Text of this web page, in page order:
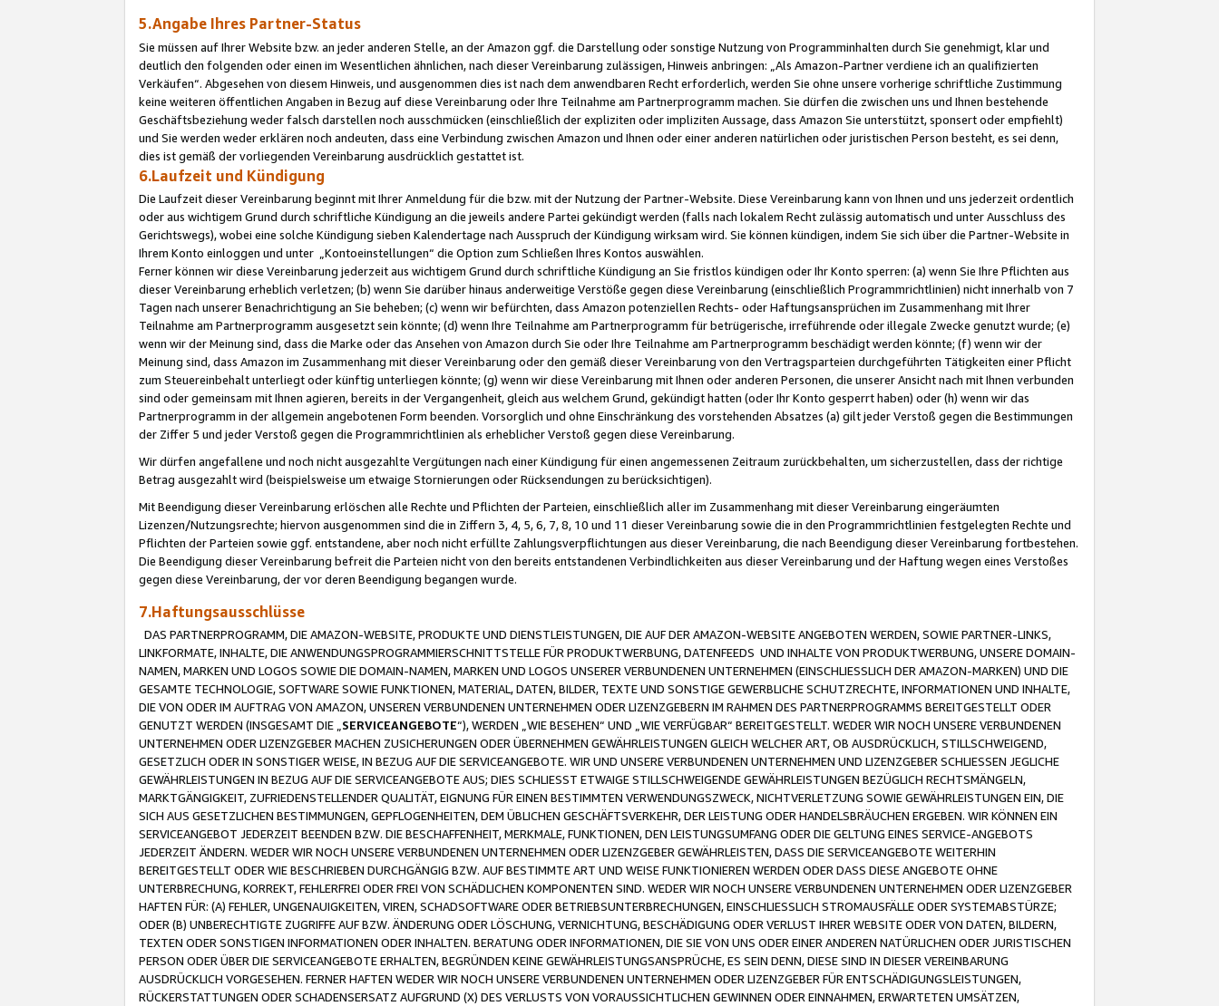
5.Angabe Ihres Partner-Status
Sie müssen auf Ihrer Website bzw. an jeder anderen Stelle, an der Amazon ggf. die Darstellung oder sonstige Nutzung von Programminhalten durch Sie genehmigt, klar und
deutlich den folgenden oder einen im Wesentlichen ähnlichen, nach dieser Vereinbarung zulässigen, Hinweis anbringen: „Als Amazon-Partner verdiene ich an qualifizierten
Verkäufen“. Abgesehen von diesem Hinweis, und ausgenommen dies ist nach dem anwendbaren Recht erforderlich, werden Sie ohne unsere vorherige schriftliche Zustimmung
keine weiteren öffentlichen Angaben in Bezug auf diese Vereinbarung oder Ihre Teilnahme am Partnerprogramm machen. Sie dürfen die zwischen uns und Ihnen bestehende
Geschäftsbeziehung weder falsch darstellen noch ausschmücken (einschließlich der expliziten oder impliziten Aussage, dass Amazon Sie unterstützt, sponsert oder empfiehlt)
und Sie werden weder erklären noch andeuten, dass eine Verbindung zwischen Amazon und Ihnen oder einer anderen natürlichen oder juristischen Person besteht, es sei denn,
dies ist gemäß der vorliegenden Vereinbarung ausdrücklich gestattet ist.
6.Laufzeit und Kündigung
Die Laufzeit dieser Vereinbarung beginnt mit Ihrer Anmeldung für die bzw. mit der Nutzung der Partner-Website. Diese Vereinbarung kann von Ihnen und uns jederzeit ordentlich
oder aus wichtigem Grund durch schriftliche Kündigung an die jeweils andere Partei gekündigt werden (falls nach lokalem Recht zulässig automatisch und unter Ausschluss des
Gerichtswegs), wobei eine solche Kündigung sieben Kalendertage nach Ausspruch der Kündigung wirksam wird. Sie können kündigen, indem Sie sich über die Partner-Website in
Ihrem Konto einloggen und unter „Kontoeinstellungen“ die Option zum Schließen Ihres Kontos auswählen.
Ferner können wir diese Vereinbarung jederzeit aus wichtigem Grund durch schriftliche Kündigung an Sie fristlos kündigen oder Ihr Konto sperren: (a) wenn Sie Ihre Pflichten aus
dieser Vereinbarung erheblich verletzen; (b) wenn Sie darüber hinaus anderweitige Verstöße gegen diese Vereinbarung (einschließlich Programmrichtlinien) nicht innerhalb von 7
Tagen nach unserer Benachrichtigung an Sie beheben; (c) wenn wir befürchten, dass Amazon potenziellen Rechts- oder Haftungsansprüchen im Zusammenhang mit Ihrer
Teilnahme am Partnerprogramm ausgesetzt sein könnte; (d) wenn Ihre Teilnahme am Partnerprogramm für betrügerische, irreführende oder illegale Zwecke genutzt wurde; (e)
wenn wir der Meinung sind, dass die Marke oder das Ansehen von Amazon durch Sie oder Ihre Teilnahme am Partnerprogramm beschädigt werden könnte; (f) wenn wir der
Meinung sind, dass Amazon im Zusammenhang mit dieser Vereinbarung oder den gemäß dieser Vereinbarung von den Vertragsparteien durchgeführten Tätigkeiten einer Pflicht
zum Steuereinbehalt unterliegt oder künftig unterliegen könnte; (g) wenn wir diese Vereinbarung mit Ihnen oder anderen Personen, die unserer Ansicht nach mit Ihnen verbunden
sind oder gemeinsam mit Ihnen agieren, bereits in der Vergangenheit, gleich aus welchem Grund, gekündigt hatten (oder Ihr Konto gesperrt haben) oder (h) wenn wir das
Partnerprogramm in der allgemein angebotenen Form beenden. Vorsorglich und ohne Einschränkung des vorstehenden Absatzes (a) gilt jeder Verstoß gegen die Bestimmungen
der Ziffer 5 und jeder Verstoß gegen die Programmrichtlinien als erheblicher Verstoß gegen diese Vereinbarung.
Wir dürfen angefallene und noch nicht ausgezahlte Vergütungen nach einer Kündigung für einen angemessenen Zeitraum zurückbehalten, um sicherzustellen, dass der richtige
Betrag ausgezahlt wird (beispielsweise um etwaige Stornierungen oder Rücksendungen zu berücksichtigen).
Mit Beendigung dieser Vereinbarung erlöschen alle Rechte und Pflichten der Parteien, einschließlich aller im Zusammenhang mit dieser Vereinbarung eingeräumten
Lizenzen/Nutzungsrechte; hiervon ausgenommen sind die in Ziffern 3, 4, 5, 6, 7, 8, 10 und 11 dieser Vereinbarung sowie die in den Programmrichtlinien festgelegten Rechte und
Pflichten der Parteien sowie ggf. entstandene, aber noch nicht erfüllte Zahlungsverpflichtungen aus dieser Vereinbarung, die nach Beendigung dieser Vereinbarung fortbestehen.
Die Beendigung dieser Vereinbarung befreit die Parteien nicht von den bereits entstandenen Verbindlichkeiten aus dieser Vereinbarung und der Haftung wegen eines Verstoßes
gegen diese Vereinbarung, der vor deren Beendigung begangen wurde.
7.Haftungsausschlüsse
DAS PARTNERPROGRAMM, DIE AMAZON-WEBSITE, PRODUKTE UND DIENSTLEISTUNGEN, DIE AUF DER AMAZON-WEBSITE ANGEBOTEN WERDEN, SOWIE PARTNER-LINKS,
LINKFORMATE, INHALTE, DIE ANWENDUNGSPROGRAMMIERSCHNITTSTELLE FÜR PRODUKTWERBUNG, DATENFEEDS UND INHALTE VON PRODUKTWERBUNG, UNSERE DOMAIN-
NAMEN, MARKEN UND LOGOS SOWIE DIE DOMAIN-NAMEN, MARKEN UND LOGOS UNSERER VERBUNDENEN UNTERNEHMEN (EINSCHLIESSLICH DER AMAZON-MARKEN) UND DIE
GESAMTE TECHNOLOGIE, SOFTWARE SOWIE FUNKTIONEN, MATERIAL, DATEN, BILDER, TEXTE UND SONSTIGE GEWERBLICHE SCHUTZRECHTE, INFORMATIONEN UND INHALTE,
DIE VON ODER IM AUFTRAG VON AMAZON, UNSEREN VERBUNDENEN UNTERNEHMEN ODER LIZENZGEBERN IM RAHMEN DES PARTNERPROGRAMMS BEREITGESTELLT ODER
GENUTZT WERDEN (INSGESAMT DIE „ SERVICEANGEBOTE“), WERDEN „WIE BESEHEN“ UND „WIE VERFÜGBAR“ BEREITGESTELLT. WEDER WIR NOCH UNSERE VERBUNDENEN
UNTERNEHMEN ODER LIZENZGEBER MACHEN ZUSICHERUNGEN ODER ÜBERNEHMEN GEWÄHRLEISTUNGEN GLEICH WELCHER ART, OB AUSDRÜCKLICH, STILLSCHWEIGEND,
GESETZLICH ODER IN SONSTIGER WEISE, IN BEZUG AUF DIE SERVICEANGEBOTE. WIR UND UNSERE VERBUNDENEN UNTERNEHMEN UND LIZENZGEBER SCHLIESSEN JEGLICHE
GEWÄHRLEISTUNGEN IN BEZUG AUF DIE SERVICEANGEBOTE AUS; DIES SCHLIESST ETWAIGE STILLSCHWEIGENDE GEWÄHRLEISTUNGEN BEZÜGLICH RECHTSMÄNGELN,
MARKTGÄNGIGKEIT, ZUFRIEDENSTELLENDER QUALITÄT, EIGNUNG FÜR EINEN BESTIMMTEN VERWENDUNGSZWECK, NICHTVERLETZUNG SOWIE GEWÄHRLEISTUNGEN EIN, DIE
SICH AUS GESETZLICHEN BESTIMMUNGEN, GEPFLOGENHEITEN, DEM ÜBLICHEN GESCHÄFTSVERKEHR, DER LEISTUNG ODER HANDELSBRÄUCHEN ERGEBEN. WIR KÖNNEN EIN
SERVICEANGEBOT JEDERZEIT BEENDEN BZW. DIE BESCHAFFENHEIT, MERKMALE, FUNKTIONEN, DEN LEISTUNGSUMFANG ODER DIE GELTUNG EINES SERVICE-ANGEBOTS
JEDERZEIT ÄNDERN. WEDER WIR NOCH UNSERE VERBUNDENEN UNTERNEHMEN ODER LIZENZGEBER GEWÄHRLEISTEN, DASS DIE SERVICEANGEBOTE WEITERHIN
BEREITGESTELLT ODER WIE BESCHRIEBEN DURCHGÄNGIG BZW. AUF BESTIMMTE ART UND WEISE FUNKTIONIEREN WERDEN ODER DASS DIESE ANGEBOTE OHNE
UNTERBRECHUNG, KORREKT, FEHLERFREI ODER FREI VON SCHÄDLICHEN KOMPONENTEN SIND. WEDER WIR NOCH UNSERE VERBUNDENEN UNTERNEHMEN ODER LIZENZGEBER
HAFTEN FÜR: (A) FEHLER, UNGENAUIGKEITEN, VIREN, SCHADSOFTWARE ODER BETRIEBSUNTERBRECHUNGEN, EINSCHLIESSLICH STROMAUSFÄLLE ODER SYSTEMABSTÜRZE;
ODER (B) UNBERECHTIGTE ZUGRIFFE AUF BZW. ÄNDERUNG ODER LÖSCHUNG, VERNICHTUNG, BESCHÄDIGUNG ODER VERLUST IHRER WEBSITE ODER VON DATEN, BILDERN,
TEXTEN ODER SONSTIGEN INFORMATIONEN ODER INHALTEN. BERATUNG ODER INFORMATIONEN, DIE SIE VON UNS ODER EINER ANDEREN NATÜRLICHEN ODER JURISTISCHEN
PERSON ODER ÜBER DIE SERVICEANGEBOTE ERHALTEN, BEGRÜNDEN KEINE GEWÄHRLEISTUNGSANSPRÜCHE, ES SEIN DENN, DIESE SIND IN DIESER VEREINBARUNG
AUSDRÜCKLICH VORGESEHEN. FERNER HAFTEN WEDER WIR NOCH UNSERE VERBUNDENEN UNTERNEHMEN ODER LIZENZGEBER FÜR ENTSCHÄDIGUNGSLEISTUNGEN,
RÜCKERSTATTUNGEN ODER SCHADENSERSATZ AUFGRUND (X) DES VERLUSTS VON VORAUSSICHTLICHEN GEWINNEN ODER EINNAHMEN, ERWARTETEN UMSÄTZEN,